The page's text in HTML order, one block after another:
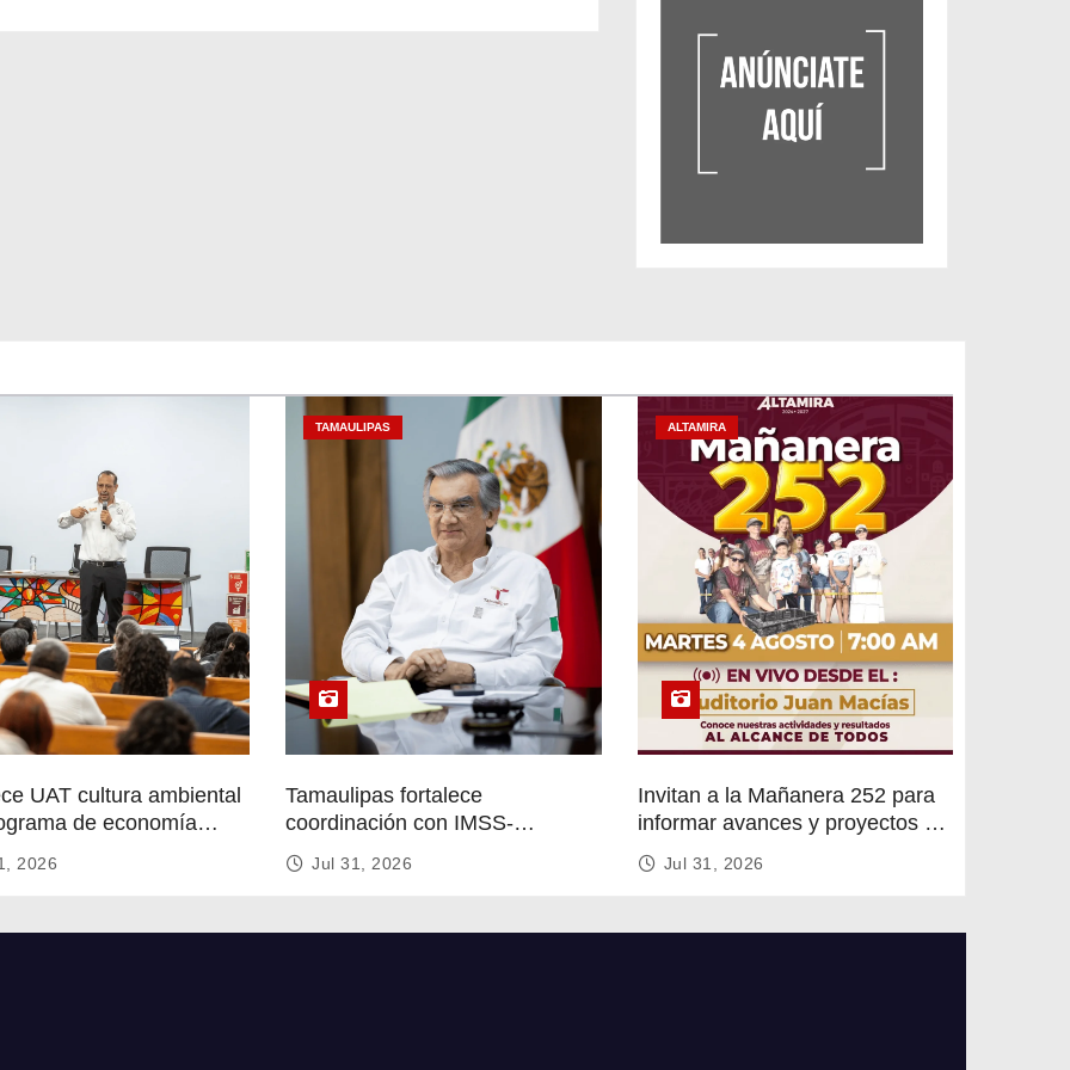
UAT cultura ambiental
de economía
2026
TAMAULIPAS
Tamaulipas fortalece
coordinación con IMSS-
Bienestar para mejorar servicios
de salud
Jul 31, 2026
ALTAMIRA
Invitan a la Mañanera 252 para
informar avances y proyectos de
Altamira
Jul 31, 2026